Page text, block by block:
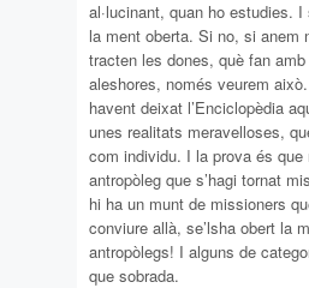
al·lucinant, quan ho estudies. I
la ment oberta. Si no, si anem
tracten les dones, què fan
aleshores, només veurem
havent deixat l’Enciclopèdia
unes realitats meravelloses,
com individu. I la prova és que
antropòleg que s’hagi tornat
hi ha un munt de missioners
conviure allà, se’lsha obert la
antropòlegs! I alguns de
que sobrada.